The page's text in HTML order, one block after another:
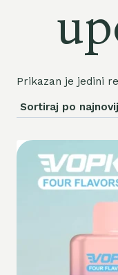
Prikazan je jedini